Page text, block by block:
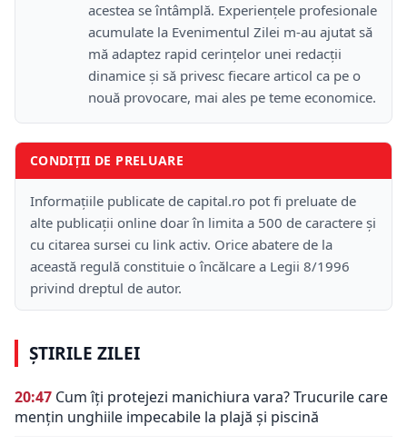
acestea se întâmplă. Experiențele profesionale
acumulate la Evenimentul Zilei m-au ajutat să
mă adaptez rapid cerințelor unei redacții
dinamice și să privesc fiecare articol ca pe o
nouă provocare, mai ales pe teme economice.
CONDIȚII DE PRELUARE
Informațiile publicate de capital.ro pot fi preluate de
alte publicații online doar în limita a 500 de caractere și
cu citarea sursei cu link activ. Orice abatere de la
această regulă constituie o încălcare a Legii 8/1996
privind dreptul de autor.
ȘTIRILE ZILEI
20:47 Cum îți protejezi manichiura vara? Trucurile care
mențin unghiile impecabile la plajă și piscină